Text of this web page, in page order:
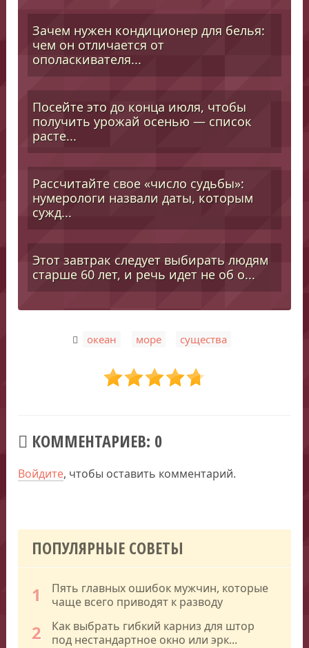
Зачем нужен кондиционер для белья:
чем он отличается от
ополаскивателя...
Посейте это до конца июля, чтобы
получить урожай осенью — список
расте...
Рассчитайте свое «число судьбы»:
нумерологи назвали даты, которым
сужд...
Этот завтрак следует выбирать людям
старше 60 лет, и речь идет не об о...
океан море существа
КОММЕНТАРИЕВ: 0
Войдите, чтобы оставить комментарий.
ПОПУЛЯРНЫЕ СОВЕТЫ
1
Пять главных ошибок мужчин, которые
чаще всего приводят к разводу
2
Как выбрать гибкий карниз для штор
под нестандартное окно или эрк...